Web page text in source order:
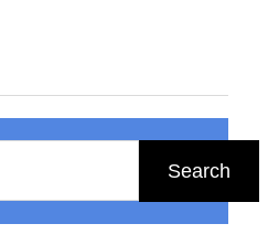
ou indépendant,
Search